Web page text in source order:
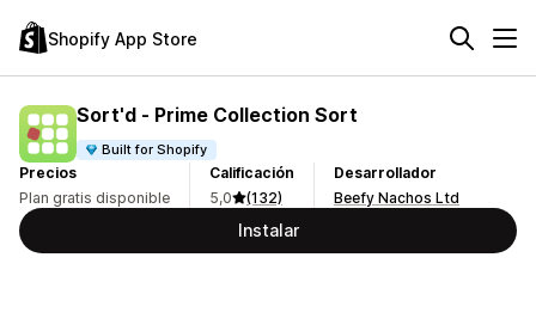
Shopify App Store
Sort'd ‑ Prime Collection Sort
Built for Shopify
Precios
Plan gratis disponible
Calificación
5,0
(132)
Desarrollador
Beefy Nachos Ltd
Instalar